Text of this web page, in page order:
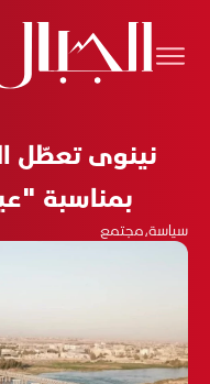
بمناسبة
سياسة،مجتمع